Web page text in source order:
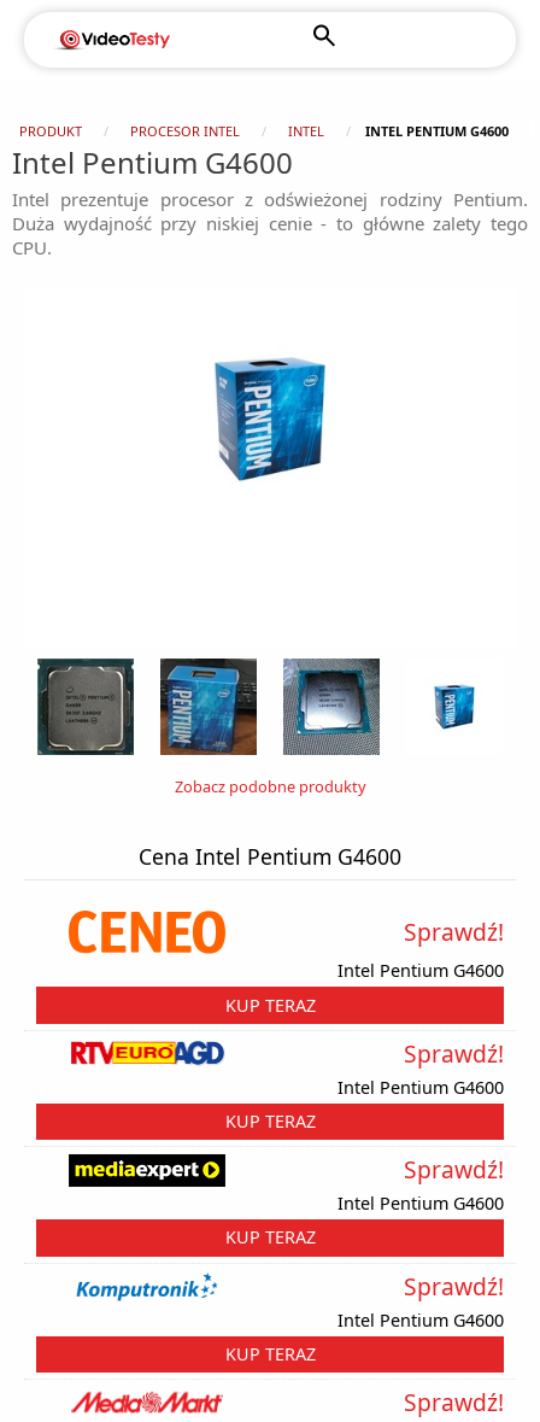
PRODUKT PROCESOR INTEL INTEL INTEL PENTIUM G4600
Intel Pentium G4600
Intel prezentuje procesor z odświeżonej rodziny Pentium.
Duża wydajność przy niskiej cenie - to główne zalety tego
CPU.
Zobacz podobne produkty
Cena Intel Pentium G4600
Intel Pentium G4600
Sprawdź!
KUP TERAZ
Intel Pentium G4600
Sprawdź!
KUP TERAZ
Intel Pentium G4600
Sprawdź!
KUP TERAZ
Intel Pentium G4600
Sprawdź!
KUP TERAZ
Sprawdź!